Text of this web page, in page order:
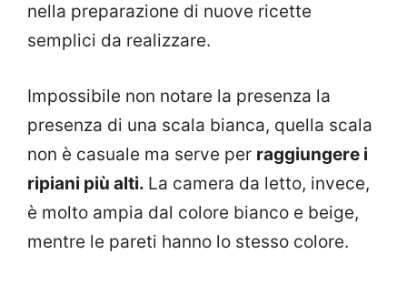
nella preparazione di nuove ricette
semplici da realizzare.
Impossibile non notare la presenza la
presenza di una scala bianca, quella scala
non è casuale ma serve per raggiungere i
ripiani più alti. La camera da letto, invece,
è molto ampia dal colore bianco e beige,
mentre le pareti hanno lo stesso colore.